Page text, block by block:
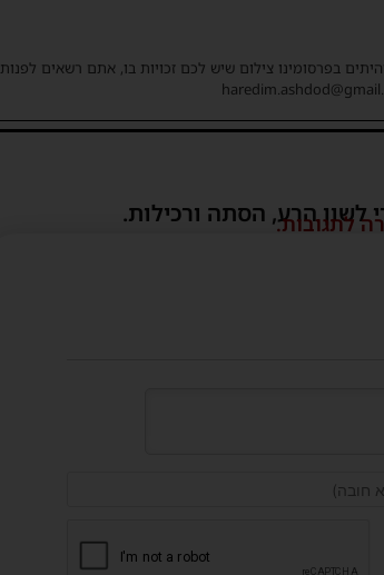
בפרסומינו צילום שיש לכם זכויות בו, אתם רשאים לפנות
לשון הרע, הסתה ורכילות.
לתגובות.